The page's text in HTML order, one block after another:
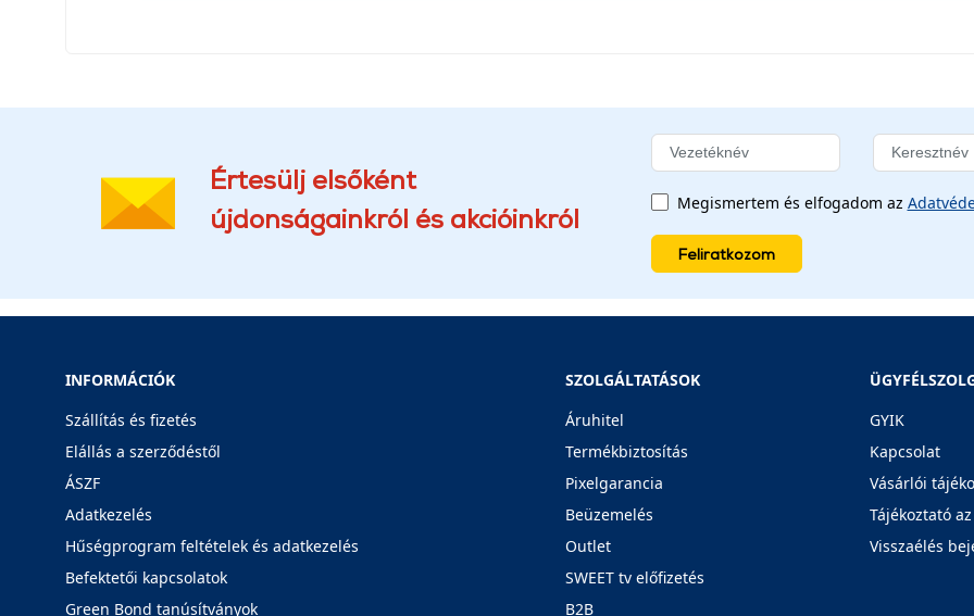
Értesülj elsőként
újdonságainkról és akcióinkról
Megismertem és elfogadom az
Feliratkozom
INFORMÁCIÓK
Szállítás és fizetés
Elállás a szerződéstől
ÁSZF
Adatkezelés
Hűségprogram feltételek és adatkezelés
Befektetői kapcsolatok
Green Bond tanúsítványok
SZOLGÁLTATÁSOK
Áruhitel
Termékbiztosítás
Pixelgarancia
Beüzemelés
Outlet
SWEET tv előfizetés
B2B
GYIK
Kapcsolat
Vásárlói
Tájékoztató
Visszaélés